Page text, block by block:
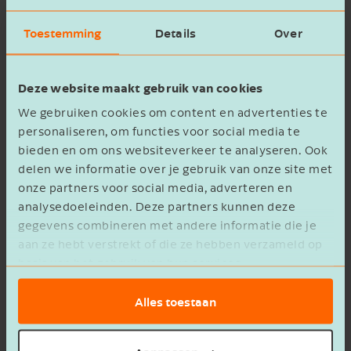
Toestemming Details Over
Deze website maakt gebruik van cookies
We gebruiken cookies om content en advertenties te
personaliseren, om functies voor social media te
bieden en om ons websiteverkeer te analyseren. Ook
delen we informatie over je gebruik van onze site met
onze partners voor social media, adverteren en
analysedoeleinden. Deze partners kunnen deze
gegevens combineren met andere informatie die je
aan ze hebt verstrekt of die ze hebben verzameld op
basis van het gebruik van hun services.
Alles toestaan
maanden bij.
De (onbedoelde) dubbele BOR wordt
beperkt: je mag de
bedrijfsopvolgingsregeling nog slechts één
Schenken, terugkopen en opnieuw
schenken is dus niet meer mogelijk.
Vanaf 2026 tellen ook schulden mee die
horen bij het ter beschikking gestelde
onroerend goed. Hiermee wordt een
eerdere omissie in de regeling hersteld.
Tip!Loop je met de gedachte om jouw bedrijf
wetswijziging consequenties heeft.
BEDRIJFSOPVOLGING"
Bedrijfsnaam
E-mailadres
nieuwsbrief met gratis tips,